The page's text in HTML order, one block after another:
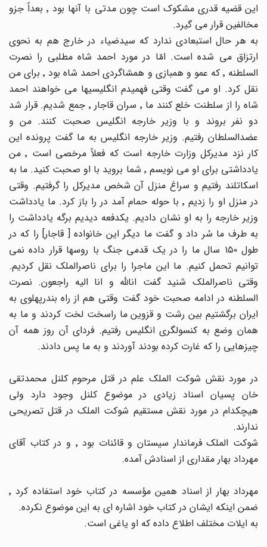
این قضیه قدری مشکوک است چون مدتی با آنها بود ٬ بعداً جزو
مخالفین قرار می گیرد.
به هر حال استبعادی ندارد که سیدضیاء در خارج هم به نحوی
ارتزاق می شده است. امّا در مورد احمد شاه مطلبی را نصرت
السلطنه ٬ که عمو و همبازی و همشاگردی احمد شاه بود ٬ برای من
نقل کرد. او می گفت وقتی فهمیدم انگلیسیها می خواهند احمد
شاه را از سلطنت خلع کنند ما ٬ سران قاجار ٬ جمع شدیم. قرار شد
دو نفر بروند و با وزیر خارجه انگلیس صحبت کنند. من و
عضدالسلطان رفتیم. وزیر خارجه انگلیس به ما گفت پرونده این
کار نزد مدیرکل وزارت خارجه است که فعلاً مرخصی است ٬ من
یادداشتی برای او می نویسم ٬ شما بروید با او صحبت کنید. ما به
اسکاتلند رفتیم و سراغ منزل آن شخص مدیرکل را گرفتیم. وقتی
در منزل او را زدیم ٬ با حوله حمام آمد در را باز کرد. ما یادداشت
وزیر خارجه را به او نشان دادیم. یکدفعه دیدیم برگه یادداشت را
به طرف ما سُر داد و گفت ما دیگر این خانواده [ قاجار] را که در
طول ١٥٠ سال ما را در یک قدمی جنگ با روسها قرار داده نمی
توانیم تحمل کنیم. ما این ماجرا را برای ناصرالملک نقل کردیم.
وقتی ناصرالملک شنید گفت انالله و انا الیه راجعون. نصرت
السلطنه در ادامه صحبت خود گفت وقتی هم از راه بندرپهلوی به
ایران برگشتیم بین رشت و قزوین ما راسخت لخت کردند و ما به
همان وضع به کنسولگری انگلیس رفتیم. فردای آن روز همه آن
چیزهایی را که غارت کرده بودند آوردند و به ما پس دادند.
در مورد نقش شوکت الملک علم در قتل مرحوم کلنل محمدتقی
خان پسیان اسناد زیادی در موضوع کلنل وجود دارد ولی
هیچکدام در مورد نقش مستقیم شوکت الملک در قتل تصریحی
ندارند.
شوکت الملک فرماندار سیستان و قائنات بود ٬ و در کتاب آقای
مهرداد بهار مقداری از اسنادش آمده.
مهرداد بهار از اسناد همین مؤسسه در کتاب خود استفاده کرد ٬
ضمن اینکه ایشان در کتاب خود اشاره ای به این موضوع نکرده.
به ایلات مختلف اطلاع داده که او یاغی است.